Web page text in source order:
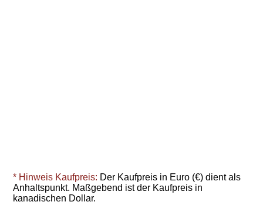
* Hinweis Kaufpreis: Der Kaufpreis in Euro (€) dient als
Anhaltspunkt. Maßgebend ist der Kaufpreis in
kanadischen Dollar.